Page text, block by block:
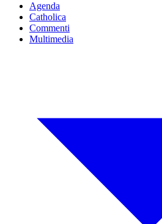
Agenda
Catholica
Commenti
Multimedia